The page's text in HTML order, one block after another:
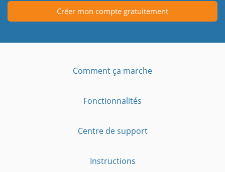
Créer mon compte gratuitement
Comment ça marche
Fonctionnalités
Centre de support
Instructions